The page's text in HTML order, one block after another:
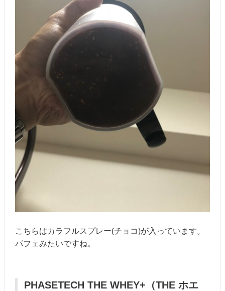
こちらはカラフルスプレー(チョコ)が入っています。
パフェみたいですね。
PHASETECH THE WHEY+（THE ホエ